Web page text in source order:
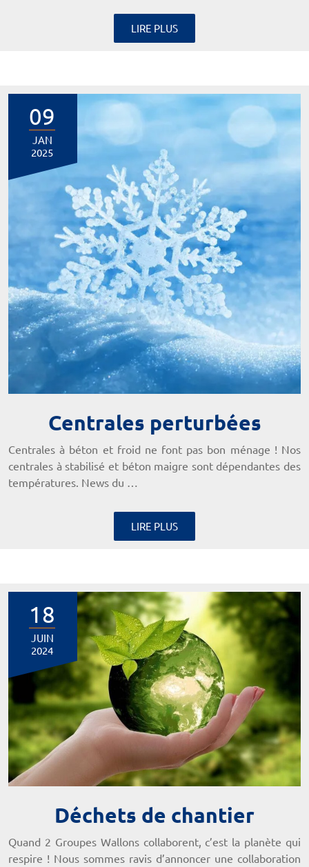
LIRE PLUS
09
JAN
2025
Centrales perturbées
Centrales à béton et froid ne font pas bon ménage ! Nos
centrales à stabilisé et béton maigre sont dépendantes des
températures. News du …
LIRE PLUS
18
JUIN
2024
Déchets de chantier
Quand 2 Groupes Wallons collaborent, c’est la planète qui
respire ! Nous sommes ravis d’annoncer une collaboration